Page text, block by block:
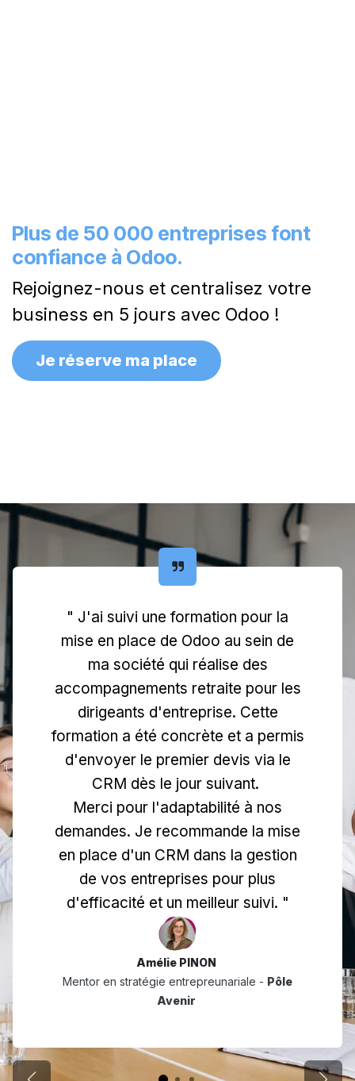
Plus de 50 000 entreprises font
confiance à Odoo.
Rejoignez-nous et centralisez votre
business en 5 jours avec Odoo !
Je réserve ma​​ place
" J'ai suivi une formation pour la
mise en place de Odoo au sein de
ma société qui réalise des
accompagnements retraite pour les
dirigeants d'entreprise. Cette
formation a été concrète et a permis
d'envoyer le premier devis via le
CRM dès le jour suivant.
Merci pour l'adaptabilité à nos
demandes. Je recommande la mise
en place d'un CRM dans la gestion
de vos entreprises pour plus
d'efficacité et un meilleur suivi. "
Amélie PINON ​
Mentor en stratégie entrepreunariale - Pôle
Avenir